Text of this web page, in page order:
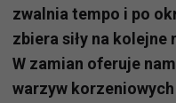
zwalnia tempo i po
zbiera siły na kolejne
W zamian oferuje
warzyw